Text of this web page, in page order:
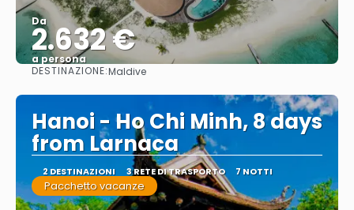
Da
2.632 €
a persona
DESTINAZIONE:Maldive
Hanoi - Ho Chi Minh, 8 days
from Larnaca
2 DESTINAZIONI 3 RETE DI TRASPORTO 7 NOTTI
Pacchetto vacanze